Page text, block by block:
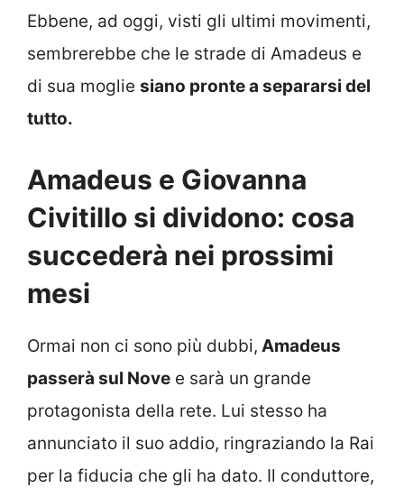
Ebbene, ad oggi, visti gli ultimi movimenti,
sembrerebbe che le strade di Amadeus e
di sua moglie siano pronte a separarsi del
tutto.
Amadeus e Giovanna
Civitillo si dividono: cosa
succederà nei prossimi
mesi
Ormai non ci sono più dubbi, Amadeus
passerà sul Nove e sarà un grande
protagonista della rete. Lui stesso ha
annunciato il suo addio, ringraziando la Rai
per la fiducia che gli ha dato. Il conduttore,